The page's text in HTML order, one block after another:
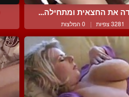
את החצאית ומתחילה...
3281 צפיות | 0 המלצות